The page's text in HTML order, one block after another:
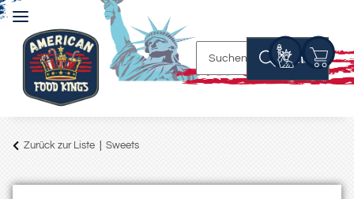
Suchen
Zurück zur Liste Sweets